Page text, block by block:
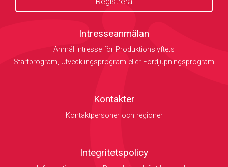
Intresseanmälan
Anmäl intresse för Produktionslyftets
Startprogram, Utvecklingsprogram eller Fördjupningsprogram
Kontakter
Kontaktpersoner och regioner
Integritetspolicy